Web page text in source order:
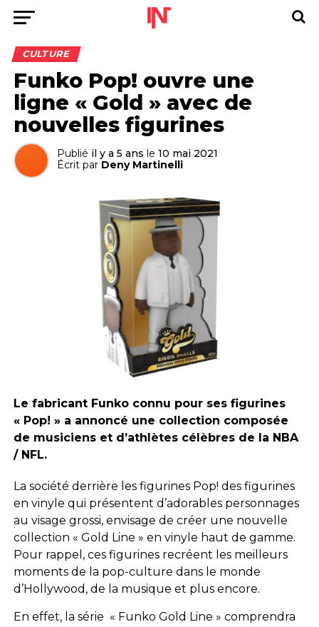
CULTURE
Funko Pop! ouvre une
ligne « Gold » avec de
nouvelles figurines
Publié il y a 5 ans le 10 mai 2021
Écrit par Deny Martinelli
Le fabricant Funko connu pour ses figurines
« Pop! » a annoncé une collection composée
de musiciens et d’athlètes célèbres de la NBA
/ NFL.
La société derrière les figurines Pop! des figurines
en vinyle qui présentent d’adorables personnages
au visage grossi, envisage de créer une nouvelle
collection « Gold Line » en vinyle haut de gamme.
Pour rappel, ces figurines recréent les meilleurs
moments de la pop-culture dans le monde
d’Hollywood, de la musique et plus encore.
En effet, la série « Funko Gold Line » comprendra